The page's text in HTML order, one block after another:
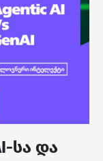
სა და